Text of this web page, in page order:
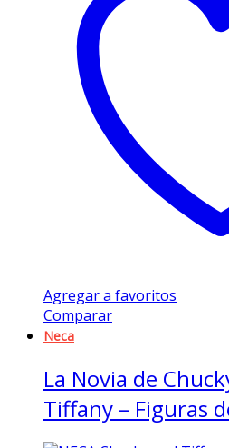
Agregar a favoritos
Comparar
Neca
La Novia de
Tiffany – Figuras